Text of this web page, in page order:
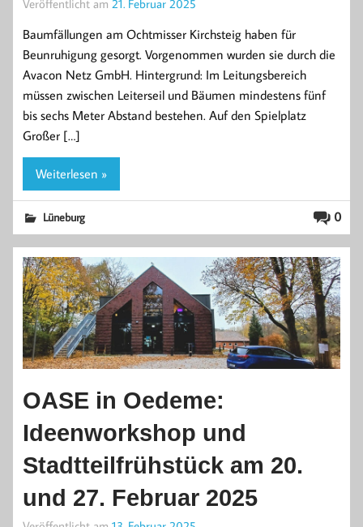
Baumfällungen am Ochtmisser Kirchsteig haben für
Beunruhigung gesorgt. Vorgenommen wurden sie durch die
Avacon Netz GmbH. Hintergrund: Im Leitungsbereich
müssen zwischen Leiterseil und Bäumen mindestens fünf
bis sechs Meter Abstand bestehen. Auf den Spielplatz
Großer […]
Weiterlesen »
0
Lüneburg
OASE in Oedeme:
Ideenworkshop und
Stadtteilfrühstück am 20.
und 27. Februar 2025